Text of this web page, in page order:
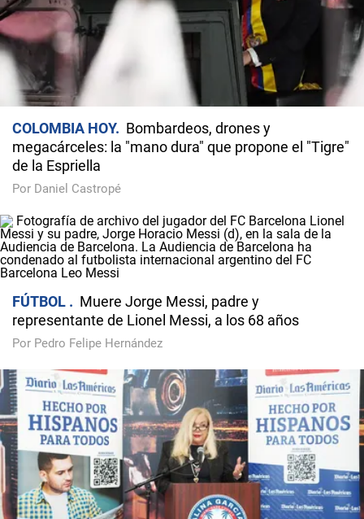
COLOMBIA HOY
Bombardeos, drones y
megacárceles: la "mano dura" que propone el "Tigre"
de la Espriella
Por Daniel Castropé
FÚTBOL
Muere Jorge Messi, padre y
representante de Lionel Messi, a los 68 años
Por Pedro Felipe Hernández